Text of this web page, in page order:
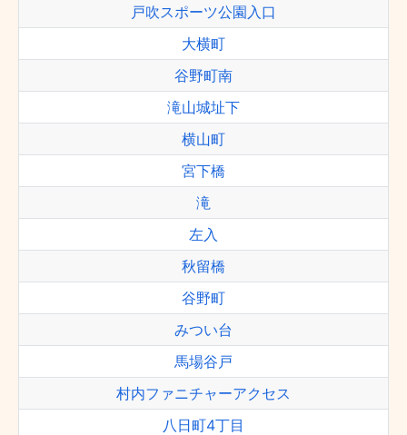
戸吹スポーツ公園入口
大横町
谷野町南
滝山城址下
横山町
宮下橋
滝
左入
秋留橋
谷野町
みつい台
馬場谷戸
村内ファニチャーアクセス
八日町4丁目